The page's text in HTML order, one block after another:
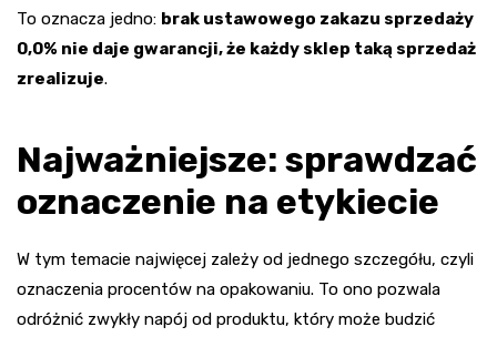
To oznacza jedno: brak ustawowego zakazu sprzedaży
0,0% nie daje gwarancji, że każdy sklep taką sprzedaż
zrealizuje.
Najważniejsze: sprawdzać
oznaczenie na etykiecie
W tym temacie najwięcej zależy od jednego szczegółu, czyli
oznaczenia procentów na opakowaniu. To ono pozwala
odróżnić zwykły napój od produktu, który może budzić